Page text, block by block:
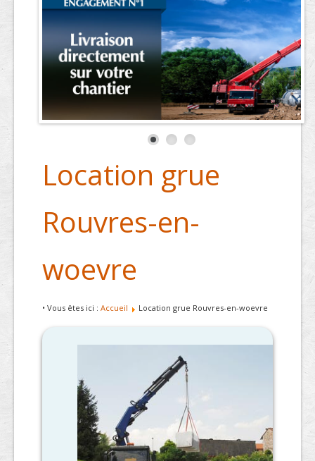
Location grue
Rouvres-en-
woevre
• Vous êtes ici : Accueil Location grue Rouvres-en-woevre